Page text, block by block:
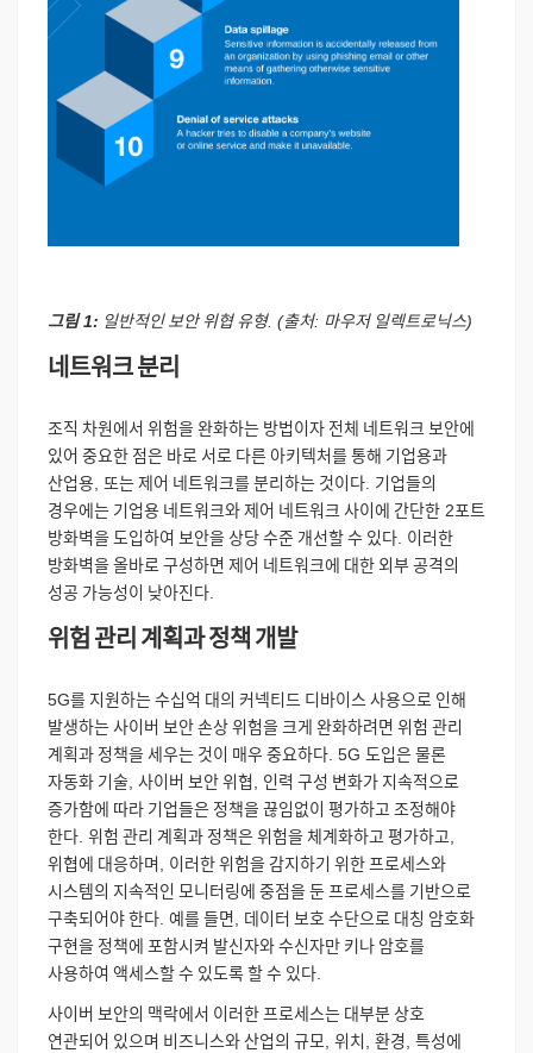
그림1: 일반적인 보안 위협 유형. (출처: 마우저 일렉트로닉스)
네트워크분리
조직 차원에서 위험을완화하는 방법이자 전체 네트워크 보안에
있어 중요한 점은 바로 서로 다른 아키텍처를통해 기업용과
산업용 또는제어 네트워크를분리하는 것이다 기업들의
경우에는 기업용 네트워크와제어 네트워크 사이에 간단한 2포트
방화벽을 도입하여 보안을상당수준 개선할수 있다 이러한
방화벽을올바로 구성하면 제어 네트워크에 대한외부공격의
성공 가능성이 낮아진다
위험 관리 계획과정책 개발
5G를 지원하는수십억 대의 커넥티드 디바이스 사용으로 인해
발생하는사이버 보안손상위험을 크게 완화하려면 위험 관리
계획과 정책을세우는 것이 매우중요하다 . 5G 도입은물론
자동화 기술 사이버 보안위협 인력 구성 변화가 지속적으로
증가함에 따라 기업들은 정책을끊임없이 평가하고 조정해야
한다 위험 관리 계획과 정책은위험을체계화하고 평가하고
위협에 대응하며 이러한위험을감지하기 위한 프로세스와
시스템의 지속적인 모니터링에 중점을둔 프로세스를 기반으로
구축되어야한다 예를들면 데이터 보호 수단으로 대칭 암호화
구현을 정책에 포함시켜 발신자와수신자만 키나 암호를
사용하여 액세스할수 있도록할수 있다
사이버 보안의 맥락에서 이러한 프로세스는 대부분상호
연관되어 있으며 비즈니스와산업의 규모 위치 환경
특성에